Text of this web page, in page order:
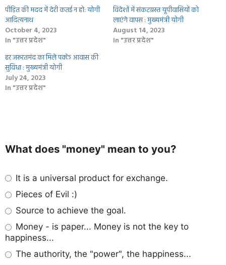
पीड़ित की मदद में देरी कतई न हो: योगी
आदित्यनाथ
October 4, 2023
In "उत्तर प्रदेश"
विदेशों में संकटग्रस्त यूपीवासियों को
लाएंगे वापस : मुख्यमंत्री योगी
August 14, 2023
In "उत्तर प्रदेश"
हर जरूरतमंद का मिले पक्के आवास की
सुविधा : मुख्यमंत्री योगी
July 24, 2023
In "उत्तर प्रदेश"
What does "money" mean to you?
It is a universal product for exchange.
Pieces of Evil :)
Source to achieve the goal.
Money - is paper... Money is not the key to
happiness...
The authority, the "power", the happiness...